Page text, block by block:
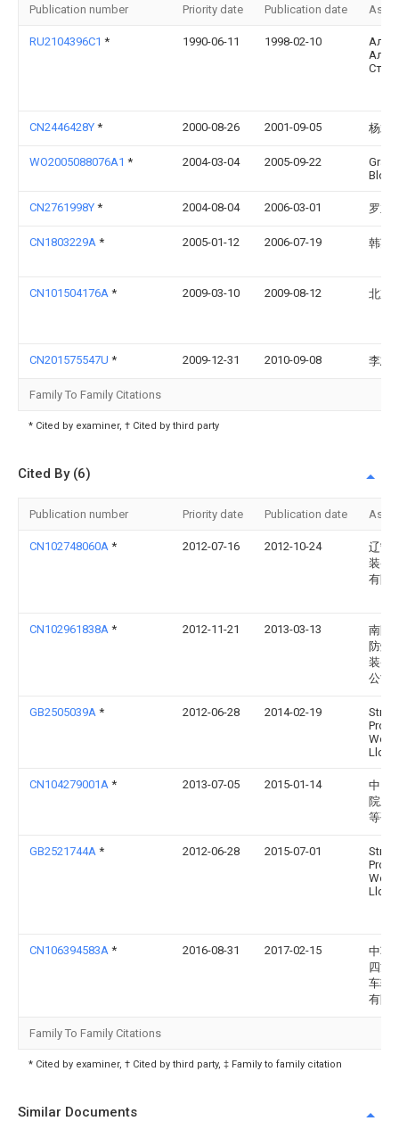
Publication number Priority date Publication date
RU2104396C1 * 1990-06-11 1998-02-10
CN2446428Y * 2000-08-26 2001-09-05 杨斌
WO2005088076A1 * 2004-03-04 2005-09-22
CN2761998Y * 2004-08-04 2006-03-01 罗业
CN1803229A * 2005-01-12 2006-07-19 韩英
CN101504176A * 2009-03-10 2009-08-12 北京
CN201575547U * 2009-12-31 2010-09-08 李志
Family To Family Citations
* Cited by examiner, † Cited by third party
Cited By (6)
Publication number Priority date Publication date
CN102748060A * 2012-07-16 2012-10-24
辽宁
装备
有限
CN102961838A * 2012-11-21 2013-03-13
南阳
防爆
装备
公司
GB2505039A * 2012-06-28 2014-02-19
Strata
Llc
CN104279001A * 2013-07-05 2015-01-14
中国
院上
等研
GB2521744A * 2012-06-28 2015-07-01
Strata
Llc
CN106394583A * 2016-08-31 2017-02-15
中车
四方
车辆
有限
Family To Family Citations
* Cited by examiner, † Cited by third party, ‡ Family to family citation
Similar Documents